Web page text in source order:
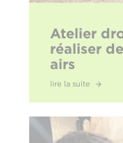
Atelier
réaliser
airs
lire la suite